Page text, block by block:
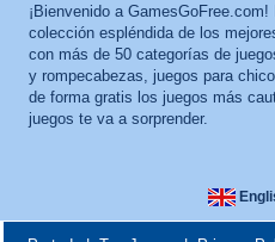
¡Bienvenido a
colección espléndida de los
con más de 50 categorías de
y rompecabezas, juegos para
de forma gratis los juegos más
juegos te va a sorprender.